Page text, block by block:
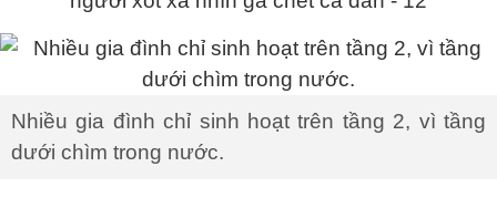
Nhiều gia đình chỉ sinh hoạt trên tầng 2, vì tầng
dưới chìm trong nước.